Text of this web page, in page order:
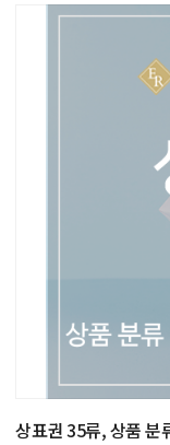
상표권 35류, 상품 분